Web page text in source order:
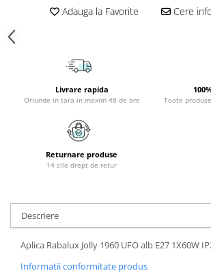
SPOTURI APLICATE
LAMPI BAIE
VEIOZA VINTAGE
VEIOZE COPII
Adauga la Favorite Cere
Livrare rapida
Oriunde in tara in maxim 48 de ore Toate
Returnare produse
14 zile drept de retur
Descriere
Aplica Rabalux Jolly 1960 UFO alb E27 1X60W
Informatii conformitate produs